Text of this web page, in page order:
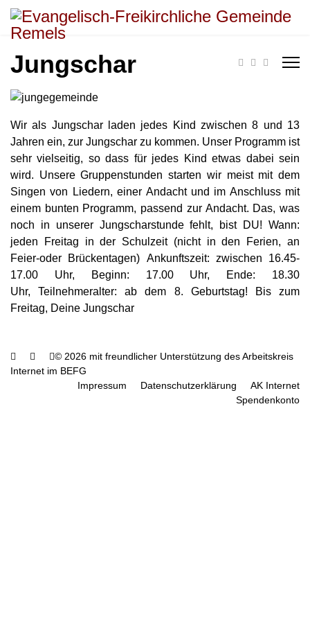
Jungschar
Wir als Jungschar laden jedes Kind zwischen 8 und 13
Jahren ein, zur Jungschar zu kommen. Unser Programm ist
sehr vielseitig, so dass für jedes Kind etwas dabei sein
wird. Unsere Gruppenstunden starten wir meist mit dem
Singen von Liedern, einer Andacht und im Anschluss mit
einem bunten Programm, passend zur Andacht. Das, was
noch in unserer Jungscharstunde fehlt, bist DU! Wann:
jeden Freitag in der Schulzeit (nicht in den Ferien, an
Feier-oder Brückentagen) Ankunftszeit: zwischen 16.45-
17.00 Uhr,
Beginn: 17.00 Uhr,
Ende: 18.30
Uhr,Teilnehmeralter: ab dem 8. Geburtstag!
Bis zum
Freitag, Deine Jungschar
© 2026 mit freundlicher Unterstützung des Arbeitskreis
Internet im BEFG
Impressum
Datenschutzerklärung
AK Internet
Spendenkonto